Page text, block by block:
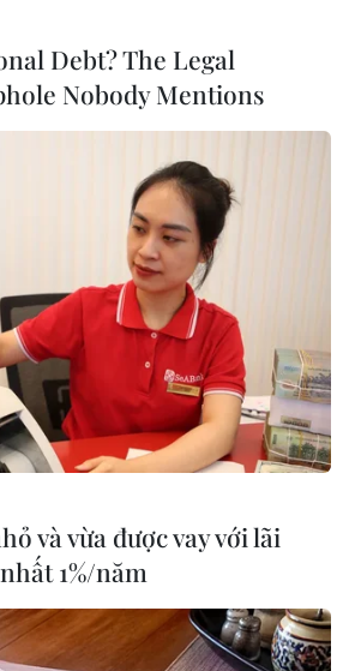
đã nâng cảnh báo trong bối cảnh đợt
tháng 6 này tại “Lục địa Già” có thể sẽ
lên mức 40 độ C. (Ảnh: THX/TTXVN)
Debt? The Legal
Nobody Mentions
và vừa được vay với lãi
1%/năm